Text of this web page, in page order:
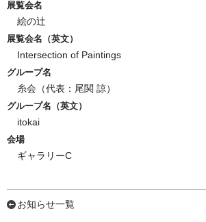
展覧会名
絵の辻
展覧会名（英文）
Intersection of Paintings
グループ名
糸会（代表：尾関 諒）
グループ名（英文）
itokai
会場
ギャラリーC
お知らせ一覧